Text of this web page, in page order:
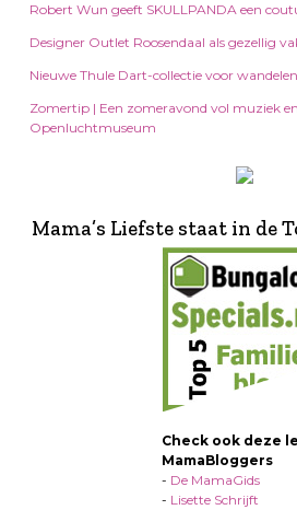
Robert Wun geeft SKULLPANDA een
Designer Outlet Roosendaal als gezellig
Nieuwe Thule Dart-collectie voor
Zomertip | Een zomeravond vol muziek
Openluchtmuseum
Mama’s Liefste staat in de
Check ook deze
MamaBloggers
- De MamaGids
- Lisette Schrijft